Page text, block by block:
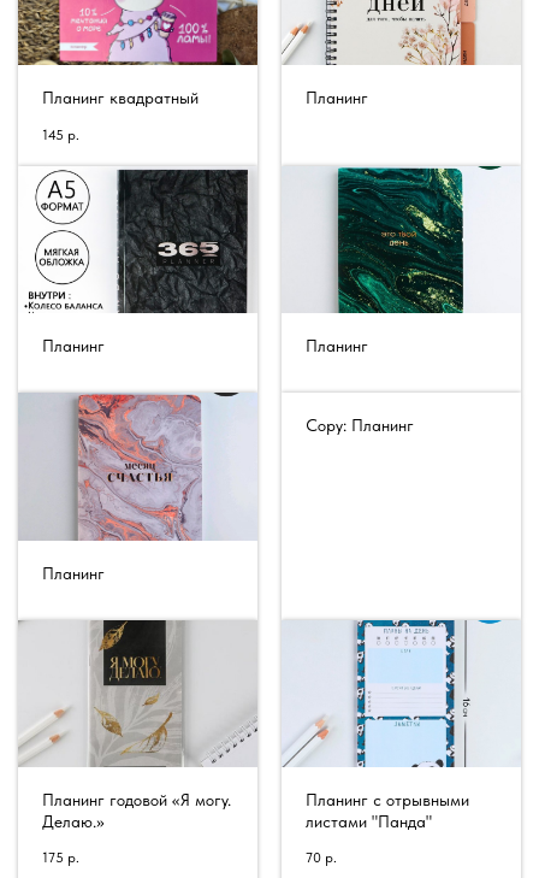
Планинг квадратный
145 р.
Планинг
Планинг Планинг
Планинг
Copy: Планинг
Планинг годовой «Я могу.
Делаю.»
175 р.
Планинг с отрывными
листами "Панда"
70 р.